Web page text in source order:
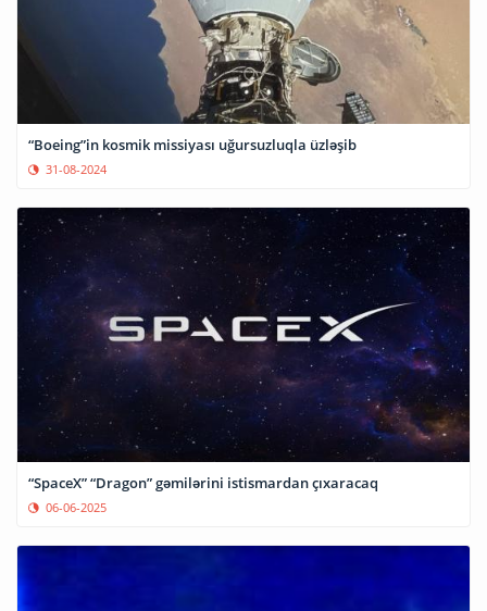
“Boeing”in kosmik missiyası uğursuzluqla üzləşib
31-08-2024
“SpaceX” “Dragon” gəmilərini istismardan çıxaracaq
06-06-2025